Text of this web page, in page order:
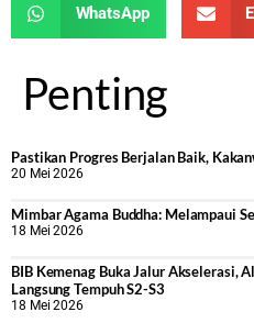
WhatsApp
Penting
Pastikan Progres Berjalan Baik,
20 Mei 2026
Mimbar Agama Buddha: Melampaui
18 Mei 2026
BIB Kemenag Buka Jalur Akselerasi,
Langsung Tempuh S2-S3
18 Mei 2026